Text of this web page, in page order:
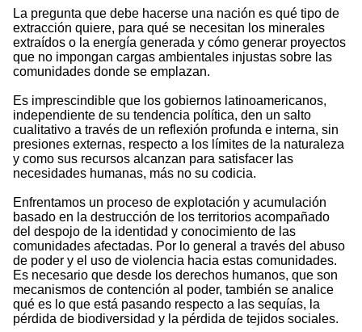
La pregunta que debe hacerse una nación es qué tipo de
extracción quiere, para qué se necesitan los minerales
extraídos o la energía generada y cómo generar proyectos
que no impongan cargas ambientales injustas sobre las
comunidades donde se emplazan.
Es imprescindible que los gobiernos latinoamericanos,
independiente de su tendencia política, den un salto
cualitativo a través de un reflexión profunda e interna, sin
presiones externas, respecto a los límites de la naturaleza
y como sus recursos alcanzan para satisfacer las
necesidades humanas, más no su codicia.
Enfrentamos un proceso de explotación y acumulación
basado en la destrucción de los territorios acompañado
del despojo de la identidad y conocimiento de las
comunidades afectadas. Por lo general a través del abuso
de poder y el uso de violencia hacia estas comunidades.
Es necesario que desde los derechos humanos, que son
mecanismos de contención al poder, también se analice
qué es lo que está pasando respecto a las sequías, la
pérdida de biodiversidad y la pérdida de tejidos sociales.